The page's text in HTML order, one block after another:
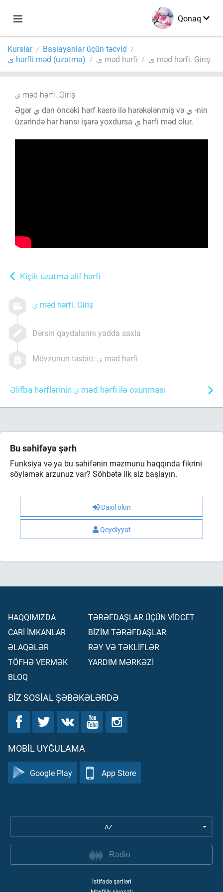
Qonaq
Kurslar
Başlayanlar üçün təcvid
ي hərfli məd (uzatma)
ي məd hərfi ي məd hərfi. Giriş
Kiçik uzatma əlif hərfi
məd hərfi. Giriş
Dərsin qaydalarını yadda saxla
Mövzunun təsbiti: məd hərfi
Əlifba hərflərinin məd hərfi ilə oxunması
məd hərfi. Giriş
Əgər ي dən öncəki hərf kəsrə ilə hərəkələnmiş və ي -nin
üzərində hər hansı işarə yoxdursa ي hərfi məd olur.
Bu səhifəyə şərh
Funksiya və ya bu səhifənin məzmunu haqqında fikrini
söyləmək arzunuz var? Söhbətə ilk siz başlayın.
Daxil olun
Qeydiyyat
HAQQIMIZDA
CARİ İMKANLAR
ƏLAQƏLƏR
TÖFHƏ VERMƏK
BLOQ
TƏRƏFDAŞLAR ÜÇÜN VİDCET
BİZİM TƏRƏFDAŞLAR
RƏY VƏ TƏKLİFLƏR
YARDIM MƏRKƏZİ
BIZ SOSIAL ŞƏBƏKƏLƏRDƏ
MOBIL UYĞULAMA
Google Play App Store
AZ
Radio
İstifadə şərtləri